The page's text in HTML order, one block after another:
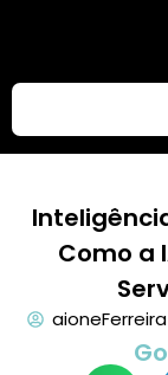
Como a
aioneFerreira